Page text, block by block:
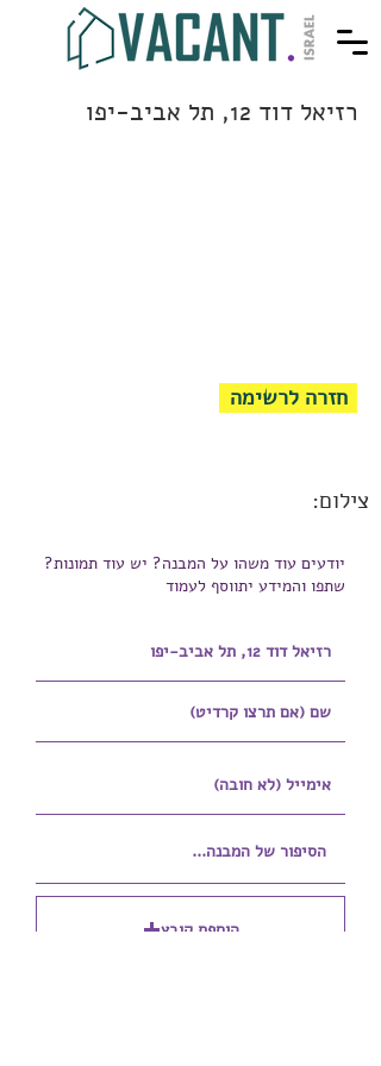
רזיאל דוד 12, תל אביב-יפו
חזרה לרשימה
צילום:
יודעים עוד משהו על המבנה? יש עוד תמונות?
שתפו והמידע יתווסף לעמוד
הוספת קובץ